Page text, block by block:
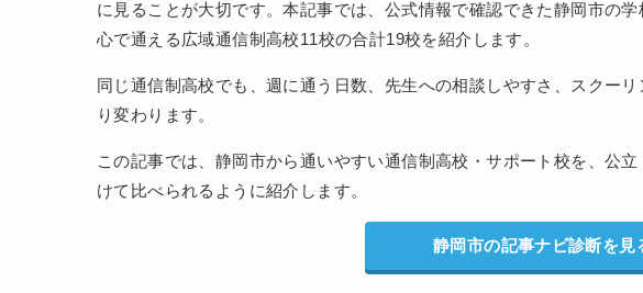
に見ることが大切です。本記事では、公式情報で確認できた静岡市の
心で通える広域通信制高校11校の合計19校を紹介します。
同じ通信制高校でも、週に通う日数、先生への相談しやすさ、スクー
り変わります。
この記事では、静岡市から通いやすい通信制高校・サポート校を、公
けて比べられるように紹介します。
静岡市の記事ナビ診断を見